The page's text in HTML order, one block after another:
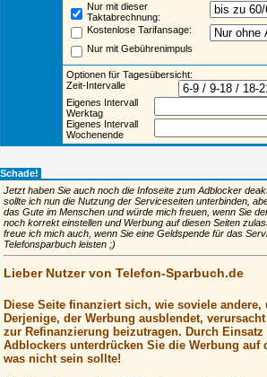
Nur mit dieser
Taktabrechnung:
Kostenlose Tarifansage:
Nur mit Gebührenimpuls
Optionen für Tagesübersicht:
Zeit-Intervalle
Eigenes Intervall
Werktag
Eigenes Intervall
Wochenende
Schade!
Jetzt haben Sie auch noch die Infoseite zum Adblocker
sollte ich nun die Nutzung der Serviceseiten unterbinden,
das Gute im Menschen und würde mich freuen, wenn Sie
noch korrekt einstellen und Werbung auf diesen Seiten
freue ich mich auch, wenn Sie eine Geldspende für das
Telefonsparbuch leisten ;)
Lieber Nutzer von Telefon-Sparbuch.de
Diese Seite finanziert sich, wie soviele andere,
Derjenige, der Werbung ausblendet,
zur Refinanzierung beizutragen. Durch Einsatz
Adblockers unterdrücken Sie die Werbung auf
was nicht sein sollte!